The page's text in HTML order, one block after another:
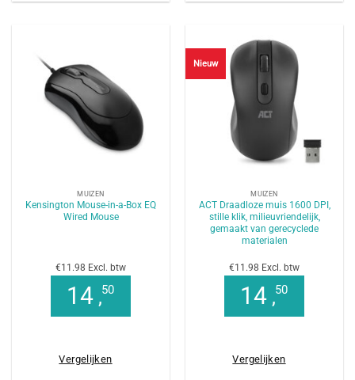
MUIZEN
Kensington Mouse-in-a-Box EQ
Wired Mouse
€11.98 Excl. btw
14 ,50
Vergelijken
Nieuw
MUIZEN
ACT Draadloze muis 1600 DPI,
stille klik, milieuvriendelijk,
gemaakt van gerecyclede
materialen
€11.98 Excl. btw
14 ,50
Vergelijken